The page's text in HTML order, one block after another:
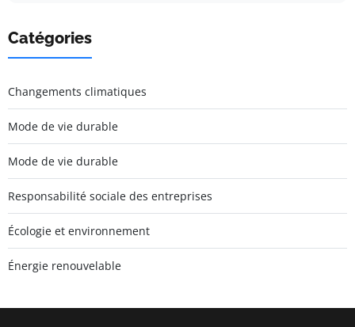
Catégories
Changements climatiques
Mode de vie durable
Mode de vie durable
Responsabilité sociale des entreprises
Écologie et environnement
Énergie renouvelable